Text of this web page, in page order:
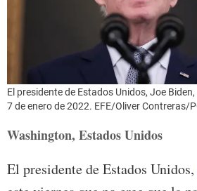
El presidente de Estados Unidos, Joe
7 de enero de 2022. EFE/Oliver Contreras/
Washington, Estados Unidos
El presidente de Estados Unidos,